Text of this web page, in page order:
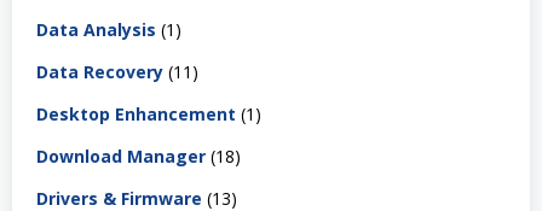
Data Analysis (1)
Data Recovery (11)
Desktop Enhancement (1)
Download Manager (18)
Drivers & Firmware (13)